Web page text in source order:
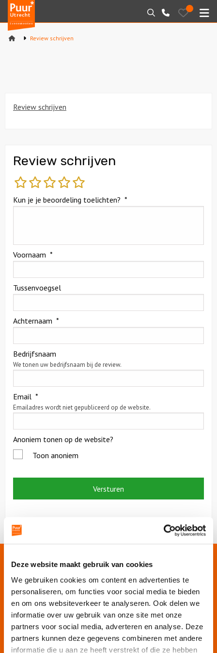
Deze website maakt gebruik van cookies
We gebruiken cookies om content en advertenties te
personaliseren, om functies voor social media te bieden
en om ons websiteverkeer te analyseren. Ook delen we
informatie over uw gebruik van onze site met onze
partners voor social media, adverteren en analyse. Deze
partners kunnen deze gegevens combineren met andere
informatie die u aan ze heeft verstrekt of die ze hebben
Puur*
Utrecht
bedrijfsuitjes
Zoeken
030-
2145099
Bewaarde
uitjes
Rondleidingen
Review schrijven
Review schrijven
Review schrijven
slechtmatiggemiddeld
goed
Kun je je beoordeling toelichten? *
Voornaam *
Tussenvoegsel
Achternaam *
Bedrijfsnaam
We tonen uw bedrijfsnaam bij de review.
Email *
Emailadres wordt niet gepubliceerd op de website.
Anoniem tonen op de website?
Toon anoniem
Onze websites
Puur Events
Puur Feesten
Puur Uitjes
Puur Amsterdam
Puur Rotterdam